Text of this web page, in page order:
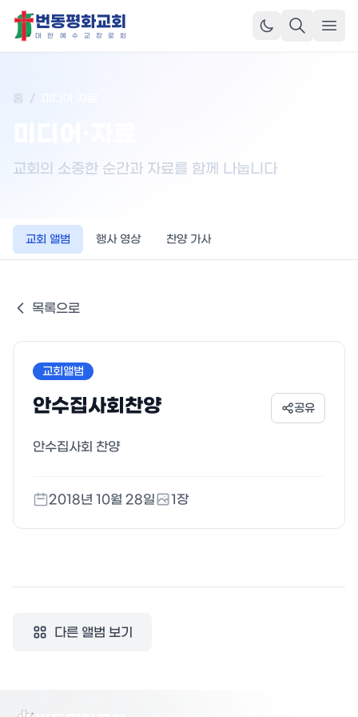
번동평화교회
대 한 예 수 교 장 로 회
메뉴
홈 /
교회의 소중한 순간과 자료를 함께 나눕니다
교회 앨범 행사 영상 찬양 가사
목록으로
교회앨범
안수집사회찬양 공유
안수집사회 찬양
2018년 10월 28일 1 장
다른 앨범 보기